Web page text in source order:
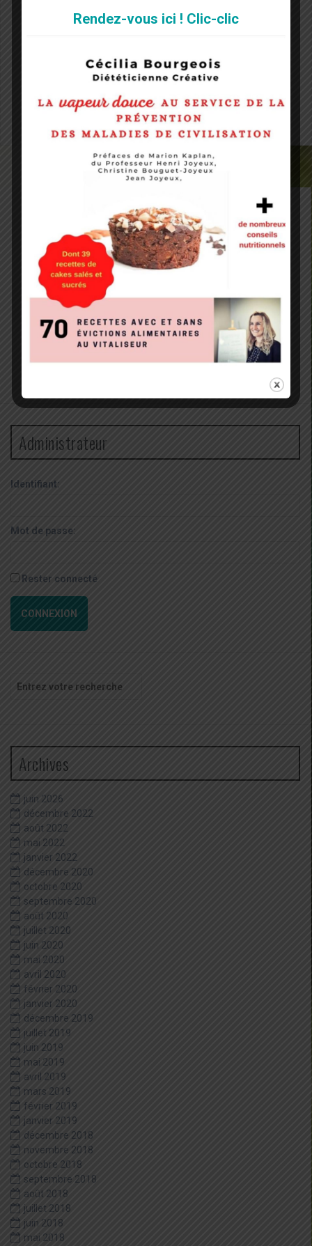
subscribewithout commenting.
Administrateur
Identifiant:
Mot de passe:
Rester connecté
CONNEXION
Recherche
pour
Archives
juin 2026
décembre 2022
août 2022
mai 2022
janvier 2022
décembre 2020
octobre 2020
septembre 2020
août 2020
juillet 2020
juin 2020
mai 2020
avril 2020
février 2020
janvier 2020
décembre 2019
juillet 2019
juin 2019
mai 2019
avril 2019
mars 2019
février 2019
janvier 2019
décembre 2018
novembre 2018
octobre 2018
septembre 2018
août 2018
juillet 2018
juin 2018
mai 2018
Rendez-vous ici ! Clic-clic